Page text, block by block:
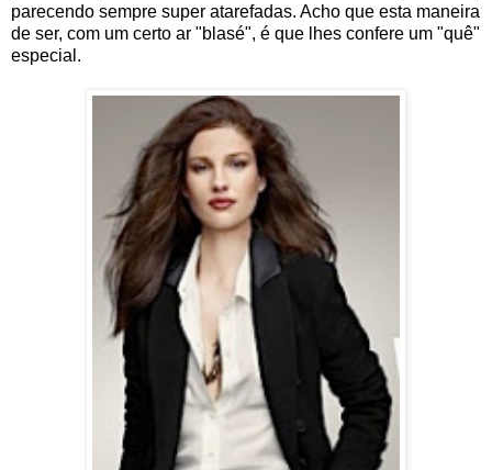
parecendo sempre super atarefadas. Acho que esta maneira
de ser, com um certo ar "blasé", é que lhes confere um "quê"
especial.